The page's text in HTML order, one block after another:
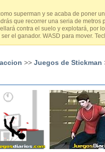
superman y se acaba de poner
que recorrer una seria de
contra el suelo y explotará, por
el ganador. WASD para mover.
>> Juegos de Stickman